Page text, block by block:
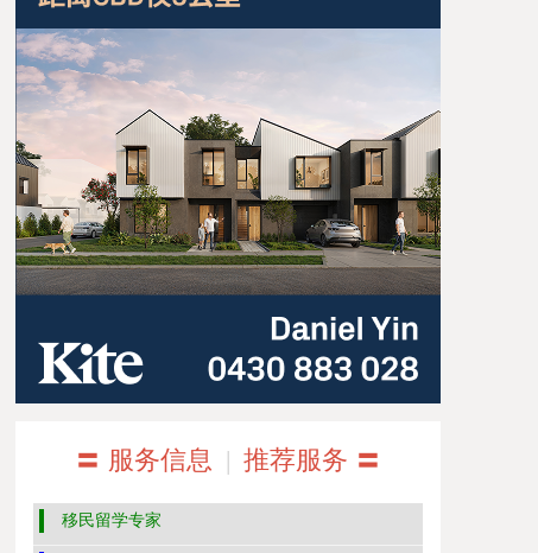
〓 服务信息 | 推荐服务 〓
移民留学专家